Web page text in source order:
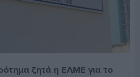
ζητά η ΕΛΜΕ για το